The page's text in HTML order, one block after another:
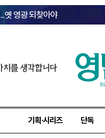
옛 영광 되찾아야
치를 생각합니다
기획·시리즈 단독